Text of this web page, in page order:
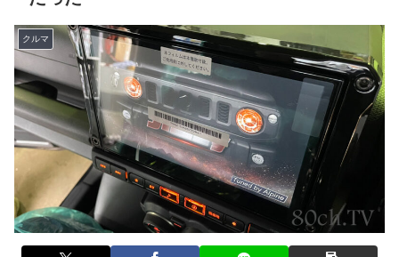
クルマ